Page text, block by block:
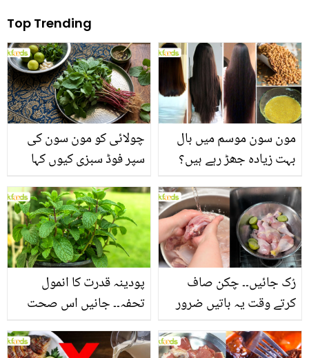
Top Trending
چولائی کو مون سون کی
سپر فوڈ سبزی کیوں کہا
منرلز اور اینٹی آکسیڈنٹس
سے بھرپور اس سبزی کے
فائدے
مون سون موسم میں بال
بہت زیادہ جھڑ رہے ہیں؟
بنانے کے چند قدرتی طریقے
پودینہ قدرت کا انمول
تحفہ۔۔ جانیں اس صحت
انگیز طبی فوائد
رُک جائیں۔۔ چکن صاف
کرتے وقت یہ باتیں ضرور